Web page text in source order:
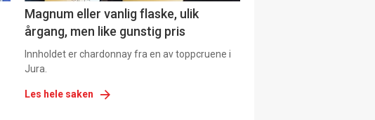
Magnum eller vanlig flaske, ulik
årgang, men like gunstig pris
Innholdet er chardonnay fra en av toppcruene i
Jura.
Les hele saken